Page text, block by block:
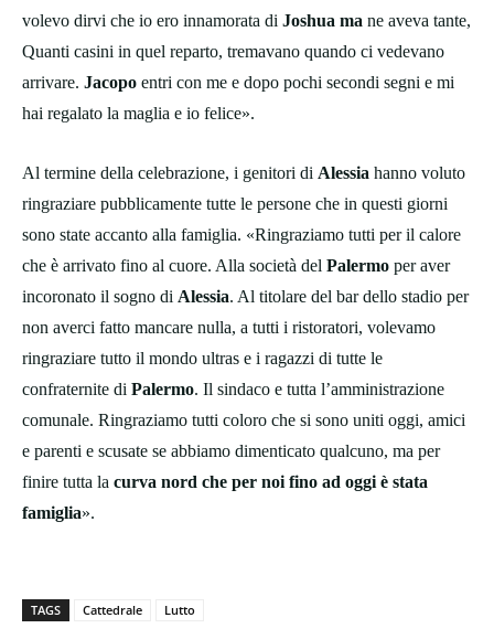
volevo dirvi che io ero innamorata di Joshua ma ne aveva tante,
Quanti casini in quel reparto, tremavano quando ci vedevano
arrivare. Jacopo entri con me e dopo pochi secondi segni e mi
hai regalato la maglia e io felice».
Al termine della celebrazione, i genitori di Alessia hanno voluto
ringraziare pubblicamente tutte le persone che in questi giorni
sono state accanto alla famiglia. «Ringraziamo tutti per il calore
che è arrivato fino al cuore. Alla società del Palermo per aver
incoronato il sogno di Alessia. Al titolare del bar dello stadio per
non averci fatto mancare nulla, a tutti i ristoratori, volevamo
ringraziare tutto il mondo ultras e i ragazzi di tutte le
confraternite di Palermo. Il sindaco e tutta l’amministrazione
comunale. Ringraziamo tutti coloro che si sono uniti oggi, amici
e parenti e scusate se abbiamo dimenticato qualcuno, ma per
finire tutta la curva nord che per noi fino ad oggi è stata
famiglia».
TAGS Cattedrale Lutto